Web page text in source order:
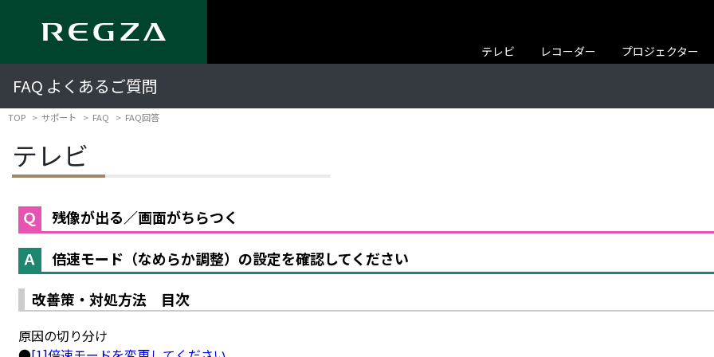
テレビ レコーダー プロジェクター
FAQ よくあるご質問
TOP サポート FAQ FAQ回答
テレビ